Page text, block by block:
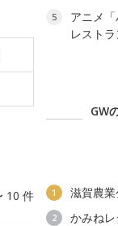
10 件
5
アニメ
レスト
GW
1 滋賀農
2 かみね